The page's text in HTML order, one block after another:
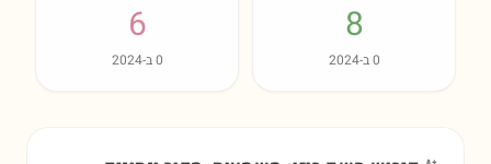
8
0ב-2024
6
0ב-2024